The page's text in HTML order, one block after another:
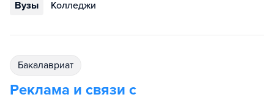
Вузы Колледжи
бакалавриат
Реклама и связи с